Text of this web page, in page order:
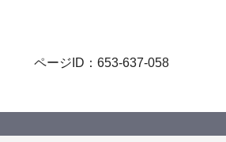
ページID：653-637-058